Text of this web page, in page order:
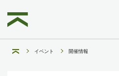
イベント 開催情報